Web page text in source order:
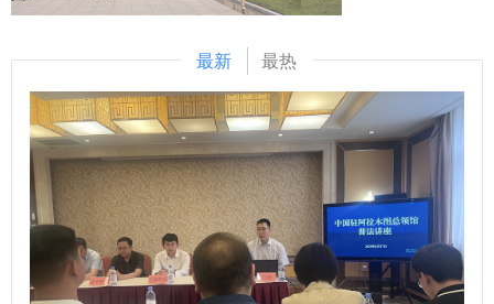
了解了西咸新区人民法院在涉外案件审理、涉外法治服务平台
建设等方面的创新实践与成果。 陕西西咸新区人民法院有关
部门负责人、我校“一带一路”营商环境研究院相关负责人参加
签约仪式。 （供稿：涉外法治研究中心 撰稿：贺帅帅 审核：
王莹莹）
鉴，有助于彼此汲取有益经验，深化对法治多样性与发展路径
的理解。巴西拥有丰富的法学教育与研究资源，期待双方依托
各自优势，在法律研究、法官培训、学术共享等领域开展务实
合作，共同推动法学教育与司法实践的协同共进，为两国法治
建设注入持久动力。 座谈交流环节，单文华系统介绍了中国
特色社会主义法律体系，双方与会人员围绕各自工作进行深入
交流。 在与会嘉宾的共同见证下，赵万东与玛丽亚·伊丽莎白·
罗沙代表双方签署合作备忘录。 签约仪式前，玛丽亚·伊丽莎
白·罗沙一行参观了校史馆；双方代表共同栽下“中巴司法教育
同心树”。 签约仪式结束后，双方召开中巴司法制度与法律体
最新 最热